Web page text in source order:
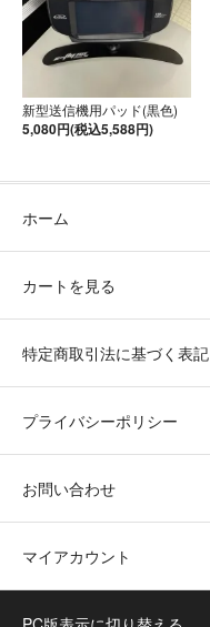
新型送信機用パッド(黒色)
5,080円(税込5,588円)
ホーム
カートを見る
特定商取引法に基づく表記
プライバシーポリシー
お問い合わせ
マイアカウント